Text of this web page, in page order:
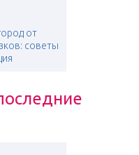
от
советы